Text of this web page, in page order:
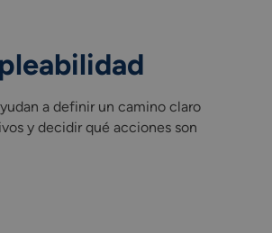
a definir un camino claro
y decidir qué acciones son